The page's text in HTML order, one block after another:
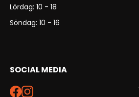
Lördag: 10 - 18
Söndag: 10 - 16
SOCIAL MEDIA